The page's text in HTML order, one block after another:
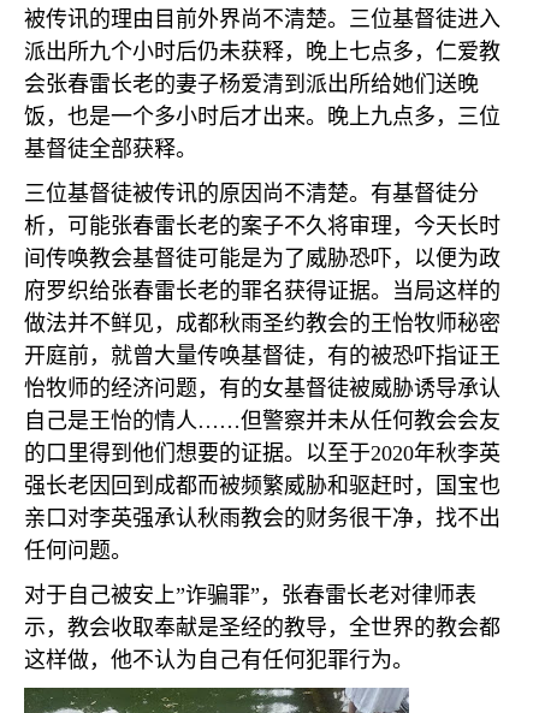
被传讯的理由目前外界尚不清楚。三位基督徒进入
派出所九个小时后仍未获释，晚上七点多，仁爱教
会张春雷长老的妻子杨爱清到派出所给她们送晚
饭，也是一个多小时后才出来。晚上九点多，三位
基督徒全部获释。
三位基督徒被传讯的原因尚不清楚。有基督徒分
析，可能张春雷长老的案子不久将审理，今天长时
间传唤教会基督徒可能是为了威胁恐吓，以便为政
府罗织给张春雷长老的罪名获得证据。当局这样的
做法并不鲜见，成都秋雨圣约教会的王怡牧师秘密
开庭前，就曾大量传唤基督徒，有的被恐吓指证王
怡牧师的经济问题，有的女基督徒被威胁诱导承认
自己是王怡的情人……但警察并未从任何教会会友
的口里得到他们想要的证据。以至于2020年秋李英
强长老因回到成都而被频繁威胁和驱赶时，国宝也
亲口对李英强承认秋雨教会的财务很干净，找不出
任何问题。
对于自己被安上”诈骗罪” ，张春雷长老对律师表
示，教会收取奉献是圣经的教导，全世界的教会都
这样做，他不认为自己有任何犯罪行为。